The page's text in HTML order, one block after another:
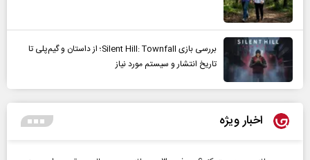
بررسی بازی Silent Hill: Townfall؛ از داستان و گیم‌پلی تا
تاریخ انتشار و سیستم مورد نیاز
اخبار ویژه